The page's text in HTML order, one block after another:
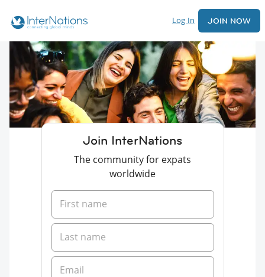
Log In JOIN NOW
Join InterNations
The community for expats
worldwide